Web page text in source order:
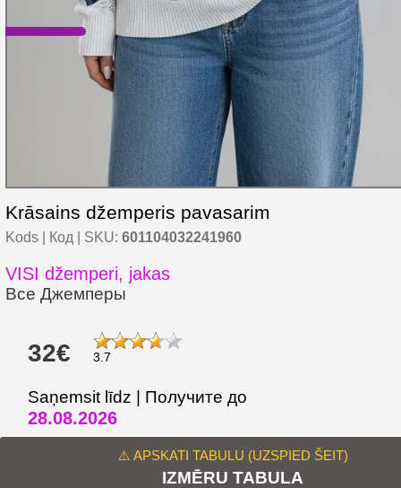
Krāsains džemperis pavasarim
Kods | Код | SKU: 601104032241960
VISI džemperi, jakas
Все Джемперы
32€ 3.7
Saņemsit līdz | Получите до
28.08.2026
⚠️ APSKATI TABULU (UZSPIED ŠEIT)
IZMĒRU TABULA